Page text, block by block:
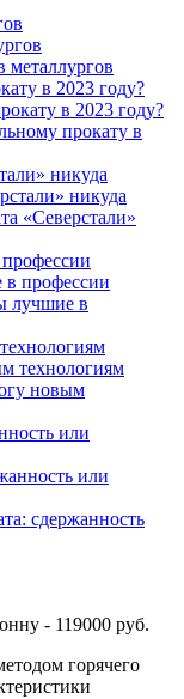
металлургов
в 2023 году?
прокату в
никуда
«Северстали»
лучшие в
новым
или
сдержанность
- 119000 руб.
горячего